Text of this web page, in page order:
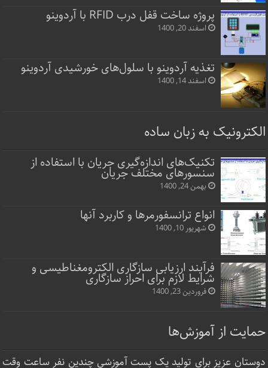
پروژه ساخت قفل‌ درب RFID با آردوینو
اسفند 20, 1400
تغذیه آردوینو با سلول‌های خورشیدی آردوینو
اسفند 14, 1400
الکترونیک به زبان ساده
تکنیک‌های اندازه‌گیری جریان با استفاده از
سنسورهای مختلف جریان
بهمن 24, 1400
انواع ترانسفورمرها و کاربرد آنها
شهریور 10, 1400
فرآیند ارزیابی سازگاری الکترومغناطیسی و
شرایط لازم برای احراز سازگاری
فروردین 23, 1400
حمایت از آموزش‌ها
دوستان عزیز برای تولید یک پست آموزشی چندین نفر ساعت‌ وقت